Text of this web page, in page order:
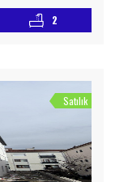
İç Dış
, Çocuk Oyun Parkı
2
Satılık